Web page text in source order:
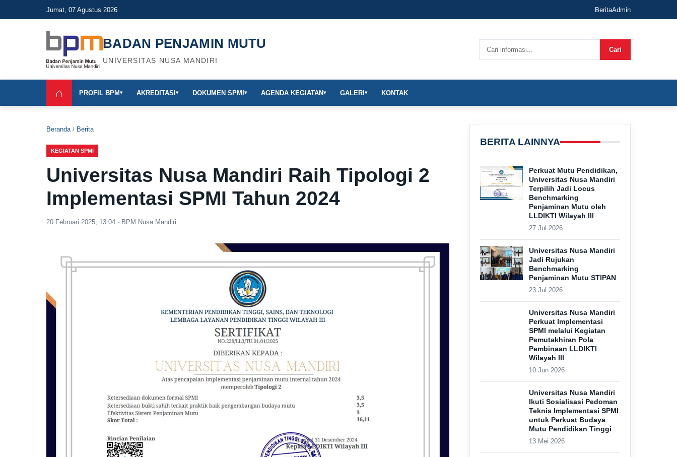
Jumat, 07 Agustus 2026 BeritaAdmin
BADAN PENJAMIN MUTU
UNIVERSITAS NUSA MANDIRI
Cari
⌂ PROFIL BPM▾ AKREDITASI ▾ DOKUMEN SPMI ▾ AGENDA KEGIATAN▾ GALERI ▾ KONTAK
Beranda/ Berita
KEGIATAN SPMI
Universitas Nusa Mandiri Raih Tipologi 2
Implementasi SPMI Tahun 2024
20 Februari 2025, 13.04 · BPM Nusa Mandiri
BERITA LAINNYA
Perkuat Mutu Pendidikan,
Universitas Nusa Mandiri
Terpilih Jadi Locus
Benchmarking
Penjaminan Mutu oleh
LLDIKTI Wilayah III
27 Jul 2026
Universitas Nusa Mandiri
Jadi Rujukan
Benchmarking
Penjaminan Mutu STIPAN
23 Jul 2026
Universitas Nusa Mandiri
Perkuat Implementasi
SPMI melalui Kegiatan
Pemutakhiran Pola
Pembinaan LLDIKTI
Wilayah III
10 Jun 2026
Universitas Nusa Mandiri
Ikuti Sosialisasi Pedoman
Teknis Implementasi SPMI
untuk Perkuat Budaya
Mutu Pendidikan Tinggi
13 Mei 2026